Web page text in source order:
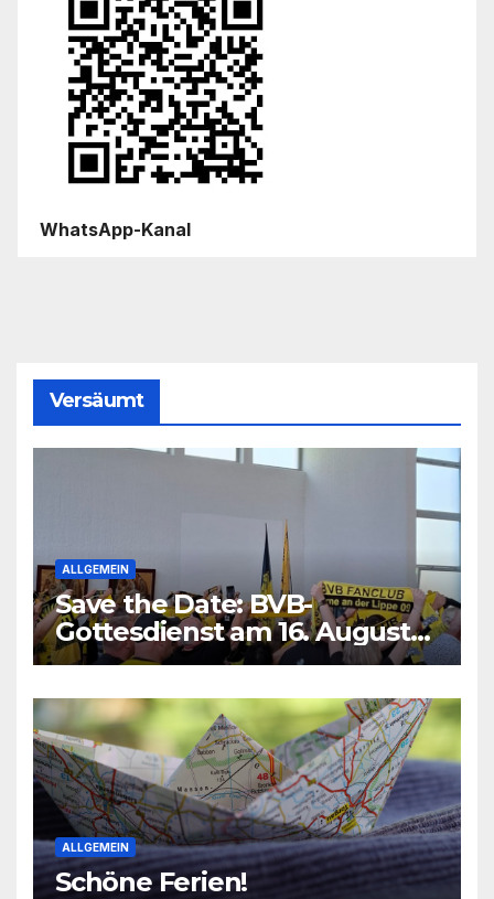
WhatsApp-Kanal
Versäumt
ALLGEMEIN
Save the Date: BVB-
Gottesdienst am 16. August
2026
ALLGEMEIN
Schöne Ferien!